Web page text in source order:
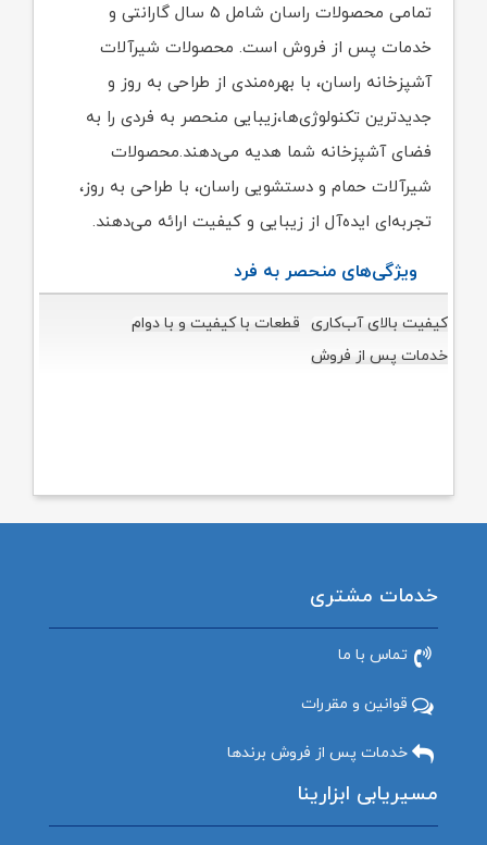
تمامی محصولات راسان شامل ۵ سال گارانتی و
خدمات پس از فروش است. محصولات شیرآلات
آشپزخانه راسان، با بهره‌مندی از طراحی به روز و
جدیدترین تکنولوژی‌ها،زیبایی منحصر به فردی را به
فضای آشپزخانه شما هدیه می‌دهند.محصولات
شیرآلات حمام و دستشویی راسان، با طراحی به روز،
تجربه‌ای ایده‌آل از زیبایی و کیفیت ارائه می‌دهند.
ویژگی‌های منحصر به فرد
کیفیت بالای آب‌کاری قطعات با کیفیت و با دوام
خدمات پس از فروش
خدمات مشتری
تماس با ما
قوانین و مقررات
خدمات پس از فروش برندها
مسیریابی ابزارینا